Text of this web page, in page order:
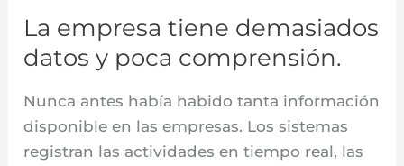
La empresa tiene demasiados
datos y poca comprensión.
Nunca antes había habido tanta información
disponible en las empresas. Los sistemas
registran las actividades en tiempo real, las